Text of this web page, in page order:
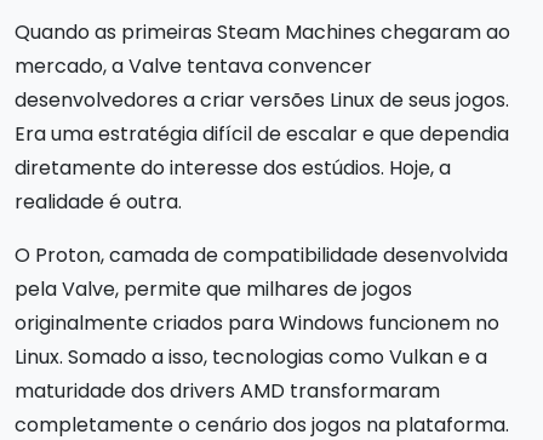
Quando as primeiras Steam Machines chegaram ao
mercado, a Valve tentava convencer
desenvolvedores a criar versões Linux de seus jogos.
Era uma estratégia difícil de escalar e que dependia
diretamente do interesse dos estúdios. Hoje, a
realidade é outra.
O Proton, camada de compatibilidade desenvolvida
pela Valve, permite que milhares de jogos
originalmente criados para Windows funcionem no
Linux. Somado a isso, tecnologias como Vulkan e a
maturidade dos drivers AMD transformaram
completamente o cenário dos jogos na plataforma.